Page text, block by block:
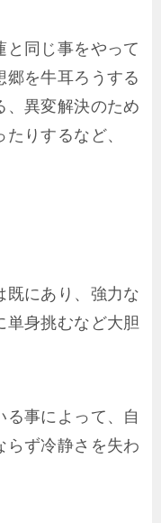
同じ事をやって
を牛耳ろうする
異変解決のため
りするなど、
にあり、強力な
身挑むなど大胆
事によって、自
ず冷静さを失わ